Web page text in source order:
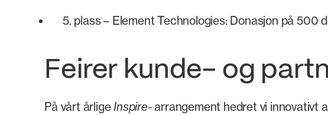
5. plass – Element Technologies: Donasjon på 500
Feirer kunde- og
På vårt årligeInspire-arrangement hedret vi innovativt